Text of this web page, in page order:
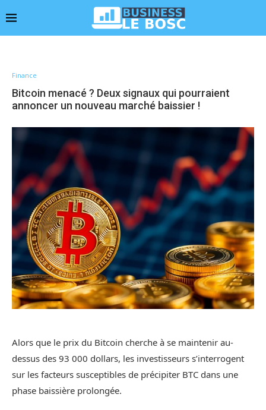
Finance
Bitcoin menacé ? Deux signaux qui pourraient
annoncer un nouveau marché baissier !
Alors que le prix du Bitcoin cherche à se maintenir au-
dessus des 93 000 dollars, les investisseurs s’interrogent
sur les facteurs susceptibles de précipiter BTC dans une
phase baissière prolongée.